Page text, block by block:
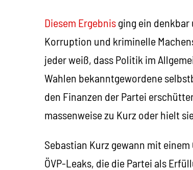
Diesem Ergebnisging ein denkbar
Korruption und kriminelle
jeder weiß, dass Politik im
Wahlen bekanntgewordene
den Finanzen der Partei
massenweise zu Kurz oder hielt
Sebastian Kurz gewann mit
ÖVP-Leaks, die die Partei als